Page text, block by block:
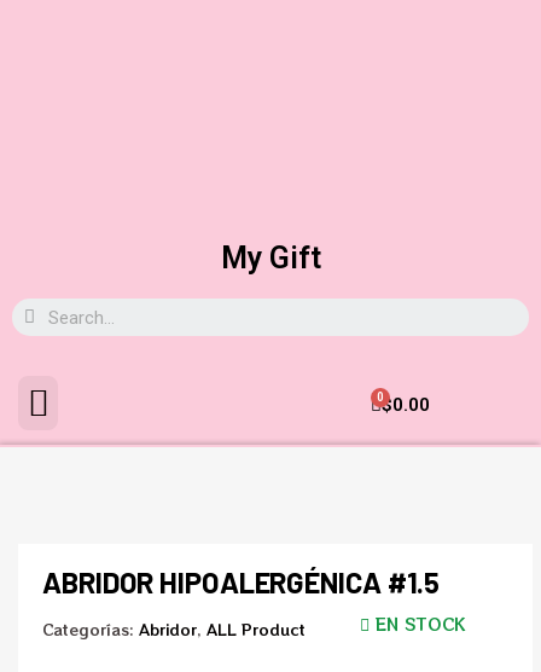
My Gift
$0.00
0
ABRIDOR HIPOALERGÉNICA #1.5
Categorías: Abridor, ALL Product EN STOCK